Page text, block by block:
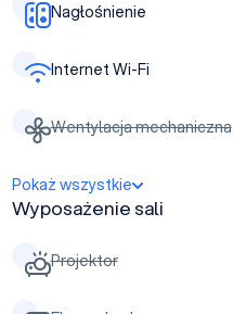
Nagłośnienie
Internet Wi-Fi
Wentylacja mechaniczna
Pokaż wszystkie
Wyposażenie sali
Projektor